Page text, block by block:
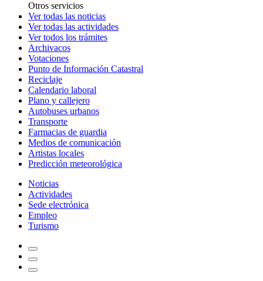
Otros servicios
Ver todas las noticias
Ver todas las actividades
Ver todos los trámites
Archivacos
Votaciones
Punto de Información Catastral
Reciclaje
Calendario laboral
Plano y callejero
Autobuses urbanos
Transporte
Farmacias de guardia
Medios de comunicación
Artistas locales
Predicción meteorológica
Noticias
Actividades
Sede electrónica
Empleo
Turismo